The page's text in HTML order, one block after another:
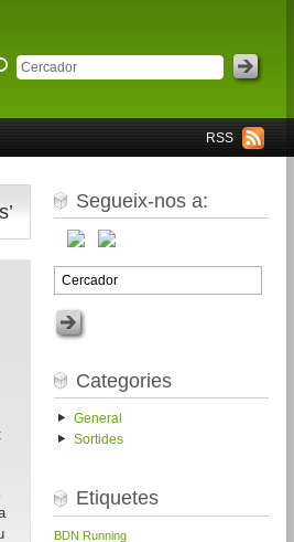
RSS
Segueix-nos a:
Categories
General
Sortides
Etiquetes
BDN Running